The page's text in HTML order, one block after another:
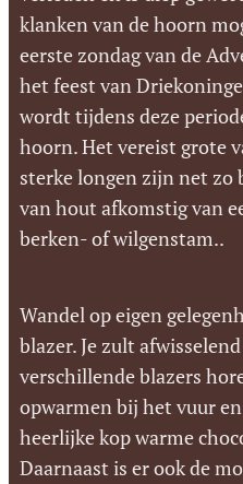
klanken van de hoorn
eerste zondag van de
het feest van
wordt tijdens deze
hoorn. Het vereist grote
sterke longen zijn net zo
van hout afkomstig van
berken- of wilgenstam..
Wandel op eigen
blazer. Je zult
verschillende blazers
opwarmen bij het vuur
heerlijke kop warme
Daarnaast is er ook de